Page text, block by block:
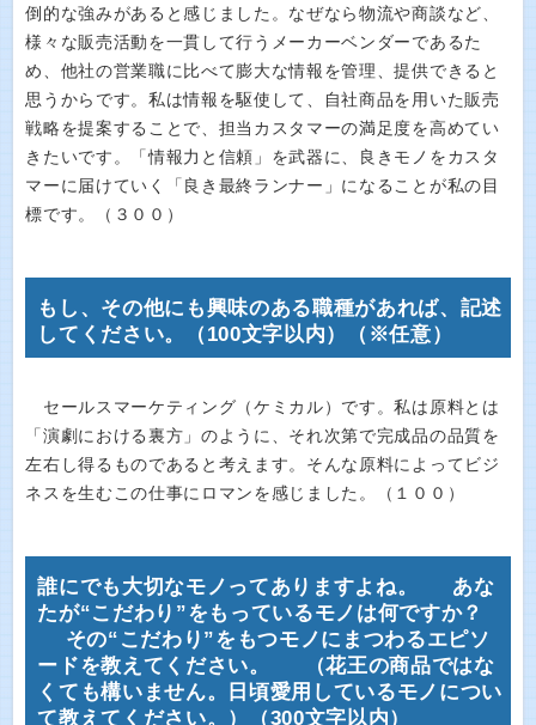
倒的な強みがあると感じました。なぜなら物流や商談など、
様々な販売活動を一貫して行うメーカーベンダーであるた
め、他社の営業職に比べて膨大な情報を管理、提供できると
思うからです。私は情報を駆使して、自社商品を用いた販売
戦略を提案することで、担当カスタマーの満足度を高めてい
きたいです。「情報力と信頼」を武器に、良きモノをカスタ
マーに届けていく「良き最終ランナー」になることが私の目
標です。（３００）
もし、その他にも興味のある職種があれば、記述
してください。（100文字以内）（※任意）
セールスマーケティング（ケミカル）です。私は原料とは
「演劇における裏方」のように、それ次第で完成品の品質を
左右し得るものであると考えます。そんな原料によってビジ
ネスを生むこの仕事にロマンを感じました。（１００）
誰にでも大切なモノってありますよね。 あな
たが“こだわり”をもっているモノは何ですか？
その“こだわり”をもつモノにまつわるエピソ
ードを教えてください。 （花王の商品ではな
くても構いません。日頃愛用しているモノについ
て教えてください。）（300文字以内）